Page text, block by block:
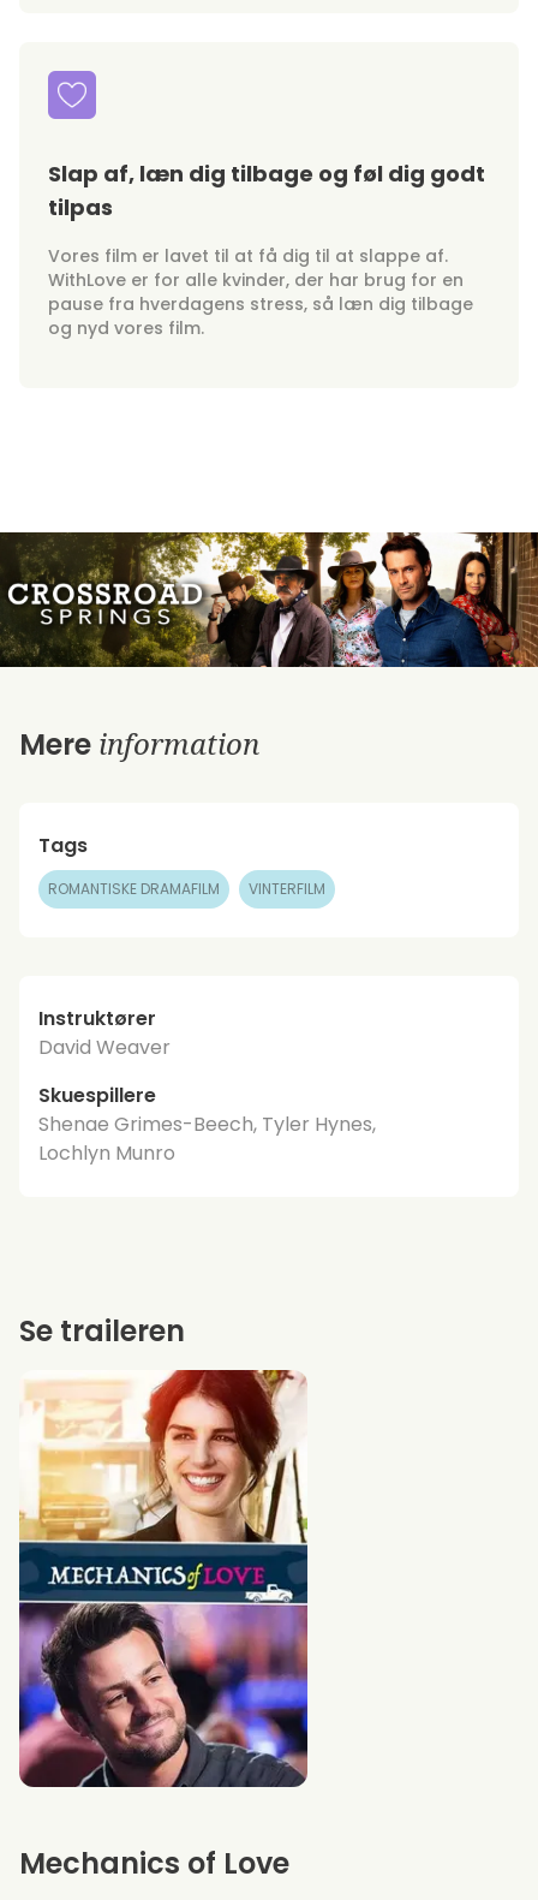
Slap af, læn dig tilbage og føl dig godt
tilpas
Vores film er lavet til at få dig til at slappe af.
WithLove er for alle kvinder, der har brug for en
pause fra hverdagens stress, så læn dig tilbage
og nyd vores film.
Mere information
Tags
ROMANTISKE DRAMAFILM VINTERFILM
Instruktører
David Weaver
Skuespillere
Shenae Grimes-Beech, Tyler Hynes,
Lochlyn Munro
Mechanics of Love
Se traileren